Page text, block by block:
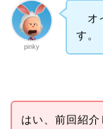
pinky
オ
す
はい、前回紹